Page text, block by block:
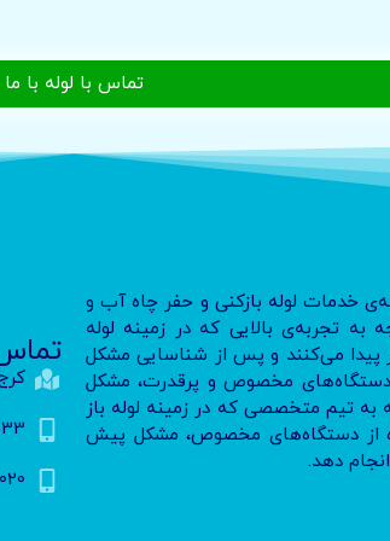
تماس با لوله با ما
خدمات لوله بازکنی و حفر چاه آب و
تجربه‌ی بالایی که در زمینه لوله
پیدا می‌کنند و پس از شناسایی مشکل
دستگاه‌های مخصوص و پرقدرت، مشکل
به تیم متخصصی که در زمینه لوله باز
از دستگاه‌های مخصوص، مشکل پیش
دهد.